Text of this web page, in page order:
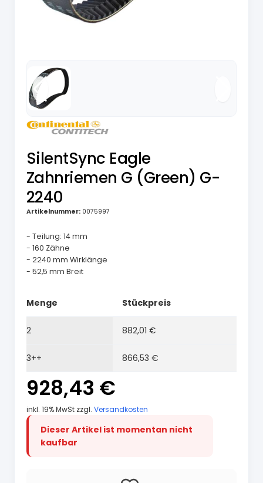
SilentSync Eagle
Zahnriemen G (Green) G-
2240
Artikelnummer: 0075997
- Teilung: 14 mm
- 160 Zähne
- 2240 mm Wirklänge
- 52,5 mm Breit
Menge Stückpreis
2 882,01 €
3++ 866,53 €
928,43 €
inkl. 19% MwSt zzgl. Versandkosten
Dieser Artikel ist momentan nicht
kaufbar